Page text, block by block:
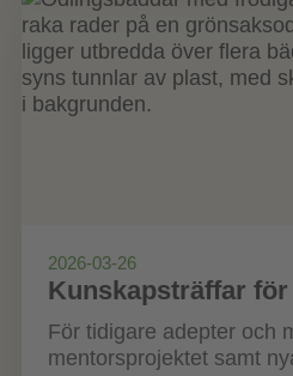
2026-03-26
Kunskapsträffar
För tidigare adepter och
mentorsprojektet samt